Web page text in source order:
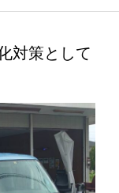
対策として